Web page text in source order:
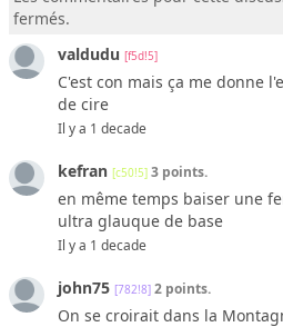
fermés.
valdudu [f5d!5]
C'est con mais ça me donne
de cire
Il y a 1 decade
kefran [c50!5] 3 points.
en même temps baiser une
ultra glauque de base
Il y a 1 decade
john75 [782!8] 2 points.
On se croirait dans la